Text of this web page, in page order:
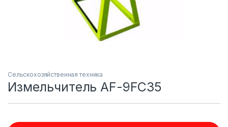
Сельскохозяйственная техника
Измельчитель AF-9FC35